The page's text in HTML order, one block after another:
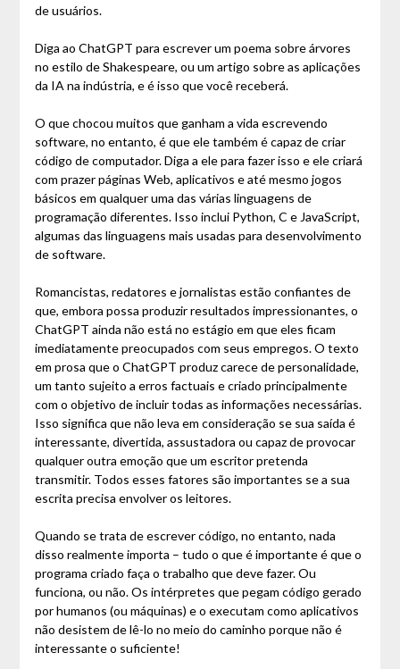
de usuários.
Diga ao ChatGPT para escrever um poema sobre árvores
no estilo de Shakespeare, ou um artigo sobre as aplicações
da IA na indústria, e é isso que você receberá.
O que chocou muitos que ganham a vida escrevendo
software, no entanto, é que ele também é capaz de criar
código de computador. Diga a ele para fazer isso e ele criará
com prazer páginas Web, aplicativos e até mesmo jogos
básicos em qualquer uma das várias linguagens de
programação diferentes. Isso inclui Python, C e JavaScript,
algumas das linguagens mais usadas para desenvolvimento
de software.
Romancistas, redatores e jornalistas estão confiantes de
que, embora possa produzir resultados impressionantes, o
ChatGPT ainda não está no estágio em que eles ficam
imediatamente preocupados com seus empregos. O texto
em prosa que o ChatGPT produz carece de personalidade,
um tanto sujeito a erros factuais e criado principalmente
com o objetivo de incluir todas as informações necessárias.
Isso significa que não leva em consideração se sua saída é
interessante, divertida, assustadora ou capaz de provocar
qualquer outra emoção que um escritor pretenda
transmitir. Todos esses fatores são importantes se a sua
escrita precisa envolver os leitores.
Quando se trata de escrever código, no entanto, nada
disso realmente importa – tudo o que é importante é que o
programa criado faça o trabalho que deve fazer. Ou
funciona, ou não. Os intérpretes que pegam código gerado
por humanos (ou máquinas) e o executam como aplicativos
não desistem de lê-lo no meio do caminho porque não é
interessante o suficiente!